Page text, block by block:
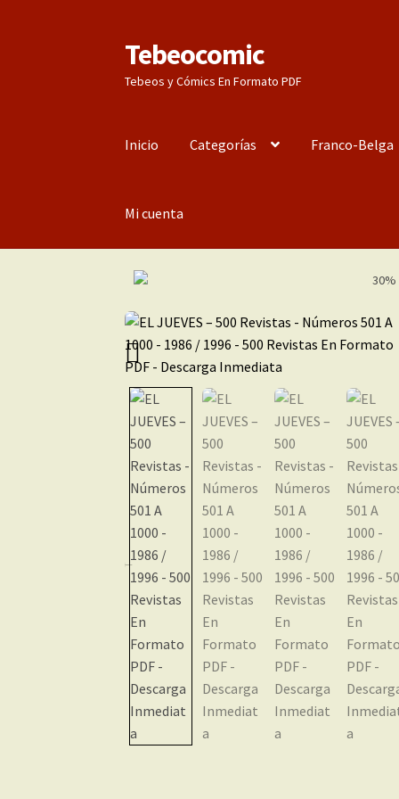
Ir
a
la
Ir
al
contenido
Tebeocomic
Tebeos y Cómics En Formato PDF
Inicio Categorías Franco-Belga
Mi cuenta